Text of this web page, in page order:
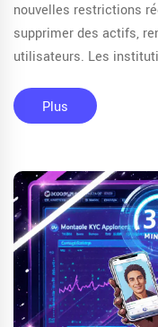
nouvelles restrictions
supprimer des actifs,
utilisateurs. Les
Plus